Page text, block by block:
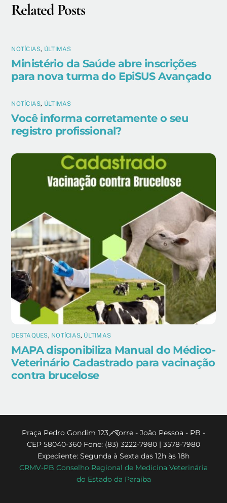
Related Posts
NOTÍCIAS, ÚLTIMAS
Ministério da Saúde abre inscrições
para nova turma do EpiSUS Avançado
NOTÍCIAS, ÚLTIMAS
Você informa corretamente o seu
registro profissional?
DESTAQUES, NOTÍCIAS, ÚLTIMAS
MAPA disponibiliza Manual do Médico-
Veterinário Cadastrado para vacinação
contra brucelose
Back
To
Top
Praça Pedro Gondim 123 - Torre - João Pessoa - PB -
CEP 58040-360 Fone: (83) 3222-7980 | 3578-7980
Expediente: Segunda à Sexta das 12h às 18h
CRMV-PB Conselho Regional de Medicina Veterinária
do Estado da Paraíba